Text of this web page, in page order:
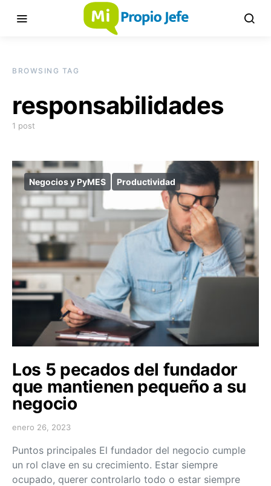
BROWSING TAG
responsabilidades
1 post
Negocios y PyMES Productividad
Los 5 pecados del fundador
que mantienen pequeño a su
negocio
enero 26, 2023
Puntos principales El fundador del negocio cumple
un rol clave en su crecimiento. Estar siempre
ocupado, querer controlarlo todo o estar siempre